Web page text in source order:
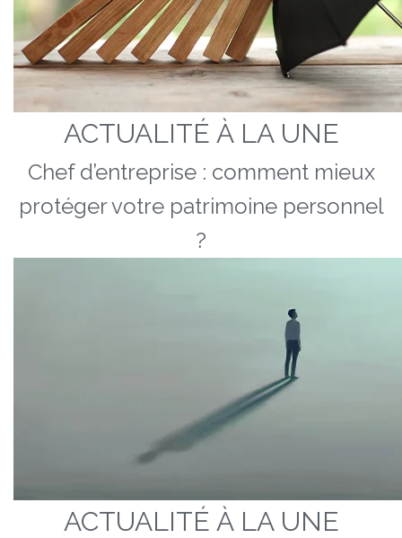
ACTUALITÉ À LA UNE
Chef d’entreprise : comment mieux
protéger votre patrimoine personnel
?
ACTUALITÉ À LA UNE